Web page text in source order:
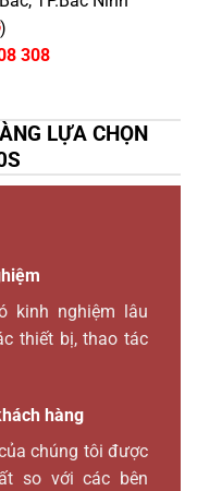
)
308
LỰA CHỌN
kinh nghiệm lâu
thiết bị, thao tác
hàng
chúng tôi được
so với các bên